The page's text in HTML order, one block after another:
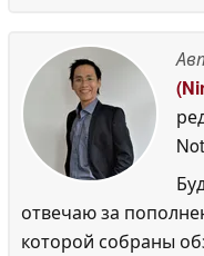
отвечаю за
которой собраны